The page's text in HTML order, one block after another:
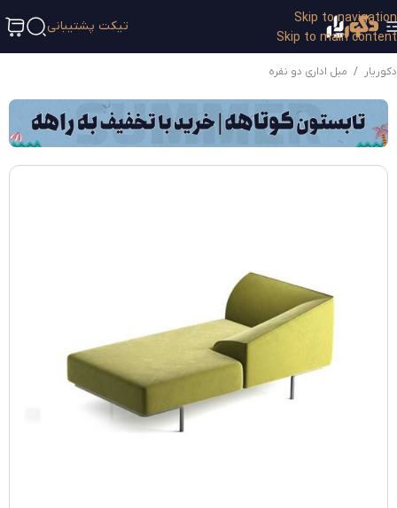
Skip to navigation
Skip to main content
تیکت پشتیبانی
دکوریار / مبل اداری دو نفره